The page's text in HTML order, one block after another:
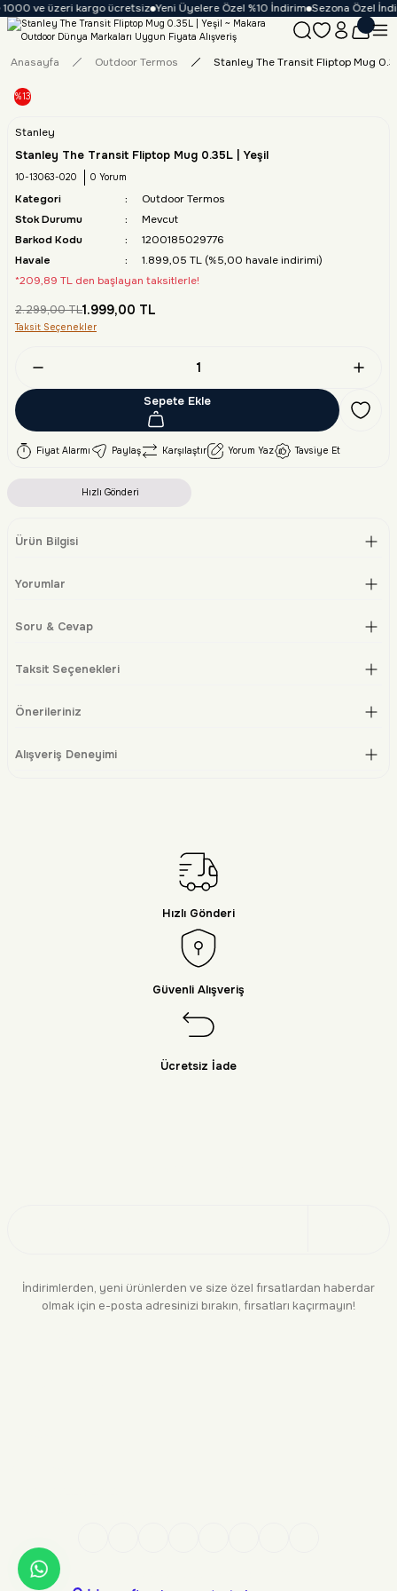
ve üzeri kargo ücretsiz Yeni Üyelere Özel %10 İndirim Sezona Özel
Anasayfa Outdoor Termos Stanley The Transit Fliptop Mug
%13
Stanley
Stanley The Transit Fliptop Mug 0.35L | Yeşil
10-13063-020 0 Yorum
Kategori
Outdoor Termos
Stok Durumu
Mevcut
Barkod Kodu
1200185029776
Havale
1.899,05 TL (%5,00 havale indirimi)
*209,89 TL den başlayan taksitlerle!
2.299,00 TL1.999,00 TL
Taksit Seçenekler
Sepete Ekle
Fiyat Alarmı Paylaş Karşılaştır Yorum Yaz Tavsiye Et
Hızlı Gönderi
Ürün Bilgisi
Yorumlar
Soru & Cevap
Taksit Seçenekleri
Önerileriniz
Alışveriş Deneyimi
Hızlı Gönderi
Güvenli Alışveriş
Ücretsiz İade
İndirimlerden, yeni ürünlerden ve size özel fırsatlardan haberdar
olmak için e-posta adresinizi bırakın, fırsatları kaçırmayın!
Kredi kartı bilgileriniz 256 bit SSL sertifikası ile %100 güvende!